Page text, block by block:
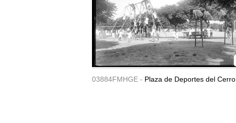
03884FMHGE - Plaza de Deportes del Cerro.